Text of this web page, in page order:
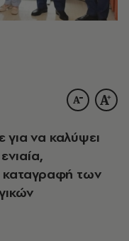
να καλύψει
καταγραφή των